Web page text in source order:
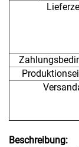
Beschreibung: